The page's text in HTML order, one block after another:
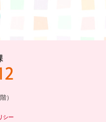
）
シー